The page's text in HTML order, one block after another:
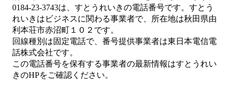
0184-23-3743は、 すとうれいきの電話番号です。 すとう
れいきは ビジネスに関わる事業者で、所在地は秋田県由
利本荘市赤沼町１０２ です。
回線種別は固定電話で、番号提供事業者は東日本電信電
話株式会社です。
この電話番号を保有する事業者の最新情報はすとうれい
きのHPをご確認ください。